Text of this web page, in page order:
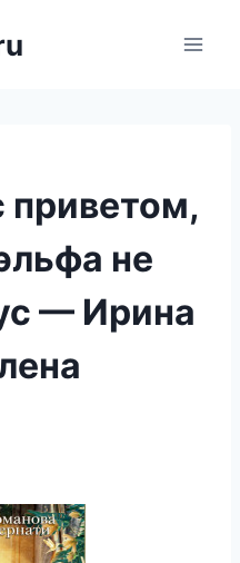
приветом,
не
— Ирина